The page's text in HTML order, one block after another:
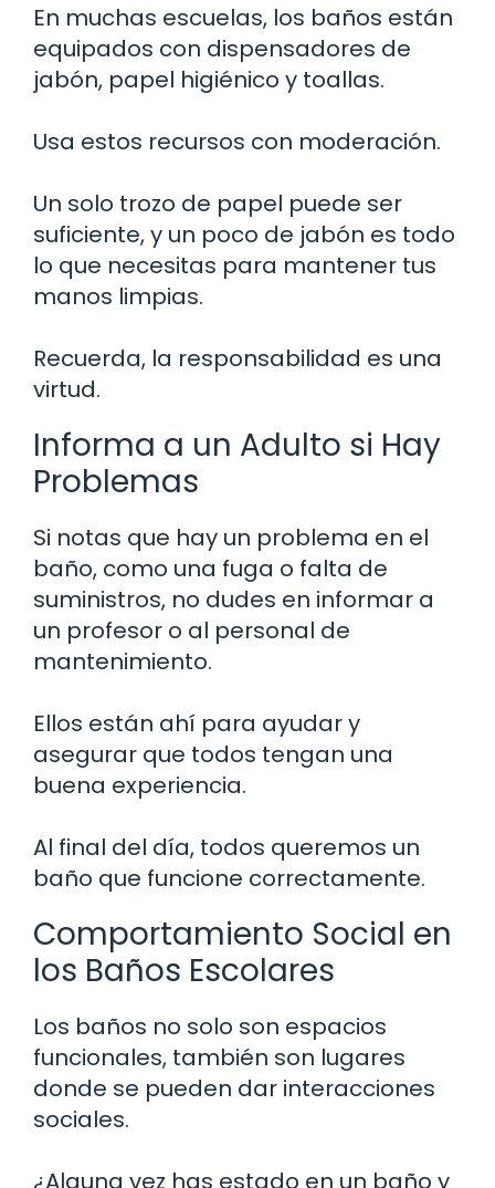
En muchas escuelas, los baños están
equipados con dispensadores de
jabón, papel higiénico y toallas.
Usa estos recursos con moderación.
Un solo trozo de papel puede ser
suficiente, y un poco de jabón es todo
lo que necesitas para mantener tus
manos limpias.
Recuerda, la responsabilidad es una
virtud.
Informa a un Adulto si Hay
Problemas
Si notas que hay un problema en el
baño, como una fuga o falta de
suministros, no dudes en informar a
un profesor o al personal de
mantenimiento.
Ellos están ahí para ayudar y
asegurar que todos tengan una
buena experiencia.
Al final del día, todos queremos un
baño que funcione correctamente.
Comportamiento Social en
los Baños Escolares
Los baños no solo son espacios
funcionales, también son lugares
donde se pueden dar interacciones
sociales.
¿Alguna vez has estado en un baño y